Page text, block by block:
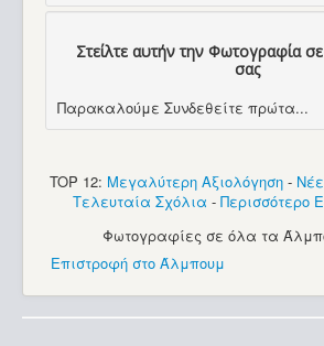
Στείλτε αυτήν την Φωτογραφία
σας
Παρακαλούμε Συνδεθείτε πρώτα...
TOP 12: Μεγαλύτερη Αξιολόγηση -
Τελευταία Σχόλια - Περισσότερο
Φωτογραφίες σε όλα τα
Επιστροφή στο Άλμπουμ